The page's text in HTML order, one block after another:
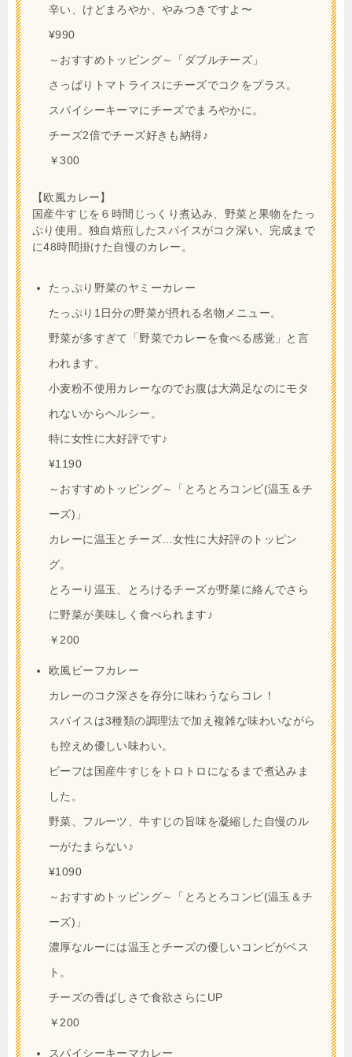
辛い、けどまろやか、やみつきですよ〜
¥990
～おすすめトッピング～「ダブルチーズ」
さっぱりトマトライスにチーズでコクをプラス。
スパイシーキーマにチーズでまろやかに。
チーズ2倍でチーズ好きも納得♪
￥300
【欧風カレー】
国産牛すじを６時間じっくり煮込み、野菜と果物をたっ
ぷり使用。独自焙煎したスパイスがコク深い、完成まで
に48時間掛けた自慢のカレー。
たっぷり野菜のヤミーカレー
たっぷり1日分の野菜が摂れる名物メニュー。
野菜が多すぎて「野菜でカレーを食べる感覚」と言
われます。
小麦粉不使用カレーなのでお腹は大満足なのにモタ
れないからヘルシー。
特に女性に大好評です♪
¥1190
～おすすめトッピング～「とろとろコンビ(温玉＆チ
ーズ)」
カレーに温玉とチーズ…女性に大好評のトッピン
グ。
とろーり温玉、とろけるチーズが野菜に絡んでさら
に野菜が美味しく食べられます♪
￥200
欧風ビーフカレー
カレーのコク深さを存分に味わうならコレ！
スパイスは3種類の調理法で加え複雑な味わいながら
も控えめ優しい味わい。
ビーフは国産牛すじをトロトロになるまで煮込みま
した。
野菜、フルーツ、牛すじの旨味を凝縮した自慢のル
ーがたまらない♪
¥1090
～おすすめトッピング～「とろとろコンビ(温玉＆チ
ーズ)」
濃厚なルーには温玉とチーズの優しいコンビがベス
ト。
チーズの香ばしさで食欲さらにUP
￥200
スパイシーキーマカレー